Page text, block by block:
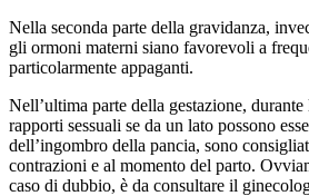
Nella seconda parte della gravidanza,
gli ormoni materni siano favorevoli a
particolarmente appaganti.
Nell’ultima parte della gestazione,
rapporti sessuali se da un lato possono
dell’ingombro della pancia, sono
contrazioni e al momento del parto.
caso di dubbio, è da consultare il